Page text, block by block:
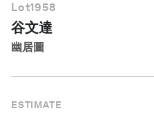
Lot1958
谷文達
幽居圖
ESTIMATE